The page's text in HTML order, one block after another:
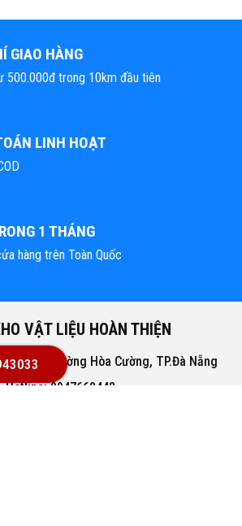
GIAO HÀNG
500.000đ trong 10km đầu tiên
LINH HOẠT
1 THÁNG
hàng trên Toàn Quốc
VẬT LIỆU HOÀN THIỆN
Trác, Phường Hòa Cường, TP.Đà Nẵng
Hotline: 0947668448